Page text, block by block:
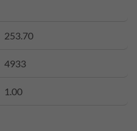
253.70
4933
1.00